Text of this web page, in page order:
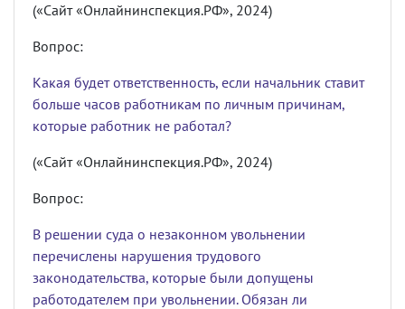
(«Сайт «Онлайнинспекция.РФ», 2024)
Вопрос:
Какая будет ответственность, если начальник ставит
больше часов работникам по личным причинам,
которые работник не работал?
(«Сайт «Онлайнинспекция.РФ», 2024)
Вопрос:
В решении суда о незаконном увольнении
перечислены нарушения трудового
законодательства, которые были допущены
работодателем при увольнении. Обязан ли